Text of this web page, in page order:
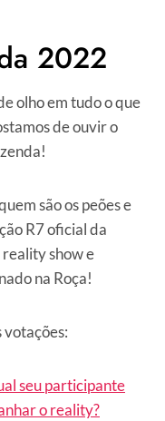
2022
olho em tudo o que
de ouvir o
são os peões e
R7 oficial da
show e
na Roça!
votações:
seu participante
o reality?